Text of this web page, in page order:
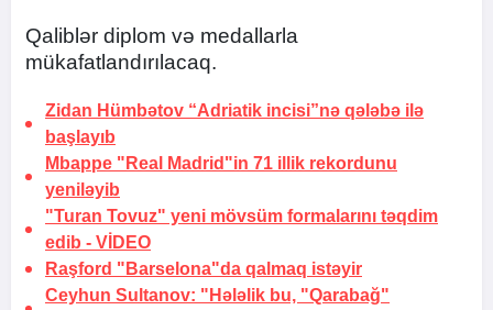
Qaliblər diplom və medallarla
mükafatlandırılacaq.
Zidan Hümbətov “Adriatik incisi”nə qələbə ilə
başlayıb
Mbappe "Real Madrid"in 71 illik rekordunu
yeniləyib
"Turan Tovuz" yeni mövsüm formalarını təqdim
edib - VİDEO
Raşford "Barselona"da qalmaq istəyir
Ceyhun Sultanov: "Hələlik bu, "Qarabağ"